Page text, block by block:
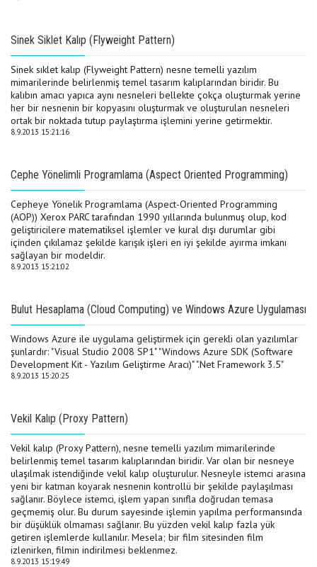
Sinek Siklet Kalıp (Flyweight Pattern)
Sinek sıklet kalıp (Flyweight Pattern) nesne temelli yazılım
mimarilerinde belirlenmiş temel tasarım kalıplarından biridir. Bu
kalıbın amacı yapıca aynı nesneleri bellekte çokça oluşturmak yerine
her bir nesnenin bir kopyasını oluşturmak ve oluşturulan nesneleri
ortak bir noktada tutup paylaştırma işlemini yerine getirmektir.
8.9.2013 15:21:16
Cephe Yönelimli Programlama (Aspect Oriented Programming)
Cepheye Yönelik Programlama (Aspect-Oriented Programming
(AOP)) Xerox PARC tarafından 1990 yıllarında bulunmuş olup, kod
geliştiricilere matematiksel işlemler ve kural dışı durumlar gibi
içinden çıkılamaz şekilde karışık işleri en iyi şekilde ayırma imkanı
sağlayan bir modeldir.
8.9.2013 15:21:02
Bulut Hesaplama (Cloud Computing) ve Windows Azure Uygulaması
Windows Azure ile uygulama geliştirmek için gerekli olan yazılımlar
şunlardır: "Visual Studio 2008 SP1" "Windows Azure SDK (Software
Development Kit - Yazılım Geliştirme Aracı)" ".Net Framework 3.5"
8.9.2013 15:20:25
Vekil Kalıp (Proxy Pattern)
Vekil kalıp (Proxy Pattern), nesne temelli yazılım mimarilerinde
belirlenmiş temel tasarım kalıplarından biridir. Var olan bir nesneye
ulaşılmak istendiğinde vekil kalıp oluşturulur. Nesneyle istemci arasına
yeni bir katman koyarak nesnenin kontrollü bir şekilde paylaşılması
sağlanır. Böylece istemci, işlem yapan sınıfla doğrudan temasa
geçmemiş olur. Bu durum sayesinde işlemin yapılma performansında
bir düşüklük olmaması sağlanır. Bu yüzden vekil kalıp fazla yük
getiren işlemlerde kullanılır. Mesela; bir film sitesinden film
izlenirken, filmin indirilmesi beklenmez.
8.9.2013 15:19:49